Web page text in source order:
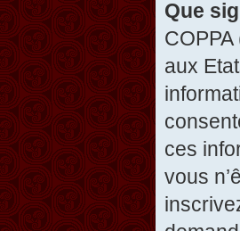
Que
COPPA
aux
ces
vous